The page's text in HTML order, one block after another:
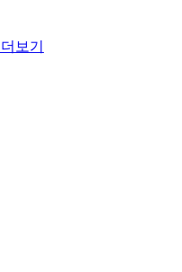
더보기